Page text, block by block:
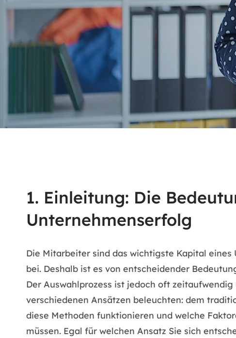
1. Einleitung: Die
Unternehmenserfolg
Die Mitarbeiter sind das wichtigste Kapital
bei. Deshalb ist es von entscheidender
Der Auswahlprozess ist jedoch oft
verschiedenen Ansätzen beleuchten: dem
diese Methoden funktionieren und welche
müssen. Egal für welchen Ansatz Sie sich